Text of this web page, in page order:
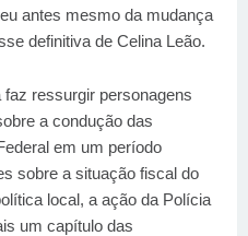
antes mesmo da mudança
definitiva de Celina Leão.
ressurgir personagens
a condução das
em um período
sobre a situação fiscal do
local, a ação da Polícia
um capítulo das